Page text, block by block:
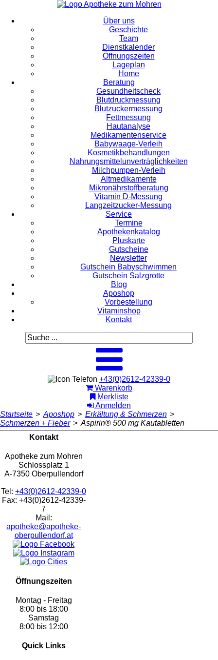
Über uns
Geschichte
Team
Dienstkalender
Öffnungszeiten
Lageplan
Home
Beratung
Gesundheitscheck
Blutdruckmessung
Blutzuckermessung
Fettmessung
Hautanalyse
Medikamentenservice
Babywaage-Verleih
Kosmetikbehandlungen
Nahrungsmittelunverträglichkeiten
Milchpumpen-Verleih
Altmedikamente
Mikronährstoffberatung
Vitamin D-Messung
Langzeitzucker-Messung
Service
Termine
Apothekenkatalog
Pluskarte
Gutscheine
Newsletter
Gutschein Babyschwimmen
Gutschein Salzgrotte
Blog
Aposhop
Vorbestellung
Vitaminshop
Kontakt
+43(0)2612-42339-0
Warenkorb
Merkliste
Anmelden
Startseite > Aposhop > Erkältung & Schmerzen >
Schmerzen + Fieber > Aspirin® 500 mg Kautabletten
Kontakt
Apotheke zum Mohren
Schlossplatz 1
A-7350 Oberpullendorf
Tel:+43(0)2612-42339-0
Fax: +43(0)2612-42339-
7
Mail:
apotheke@apotheke-
oberpullendorf.at
Öffnungszeiten
Montag - Freitag
8:00 bis 18:00
Samstag
8:00 bis 12:00
Quick Links